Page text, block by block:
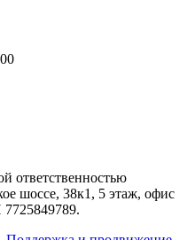
ответственностью
шоссе, 38к1, 5 этаж, офис